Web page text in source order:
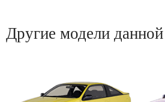
Другие модели